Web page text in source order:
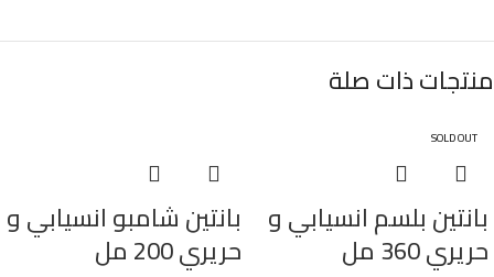
منتجات ذات صلة
SOLD OUT
بانتين بلسم انسيابي و
حريري 360 مل
بانتين شامبو انسيابي و
حريري 200 مل